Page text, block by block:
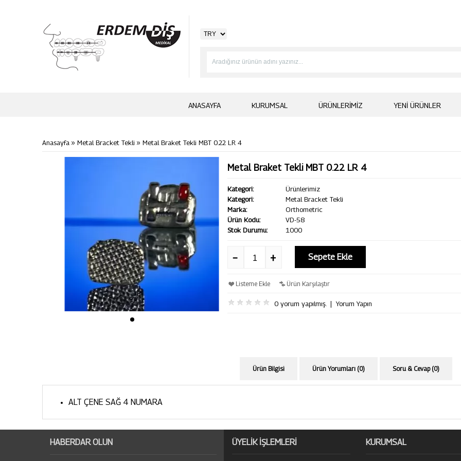
ANASAYFA KURUMSAL ÜRÜNLERIMIZ YENI ÜRÜNLER
Anasayfa » Metal Bracket Tekli » Metal Braket Tekli MBT 0.22 LR 4
Metal Braket Tekli MBT 0.22 LR 4
Kategori:
Ürünlerimiz
Kategori:
Metal Bracket Tekli
Marka:
Orthometric
Ürün Kodu:
VD-58
Stok Durumu:
1000
Sepete Ekle
Listeme Ekle Ürün Karşılaştır
0 yorum yapılmış. |Yorum Yapın
Ürün Bilgisi Ürün Yorumları (0) Soru & Cevap (0)
ALT ÇENE SAĞ 4 NUMARA
HABERDAR OLUN ÜYELİK İŞLEMLERİ KURUMSAL